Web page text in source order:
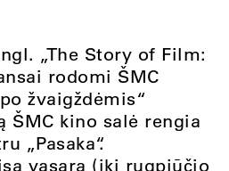
„The Story of Film:
rodomi ŠMC
žvaigždėmis“
ŠMC kino salė rengia
„Pasaka“.
vasarą (iki rugpjūčio